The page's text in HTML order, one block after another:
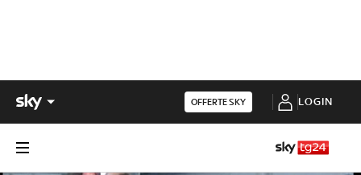
OFFERTE SKY LOGIN